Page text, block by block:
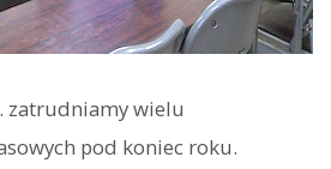
zatrudniamy wielu
pod koniec roku.